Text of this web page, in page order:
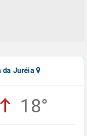
da Juréia
18°